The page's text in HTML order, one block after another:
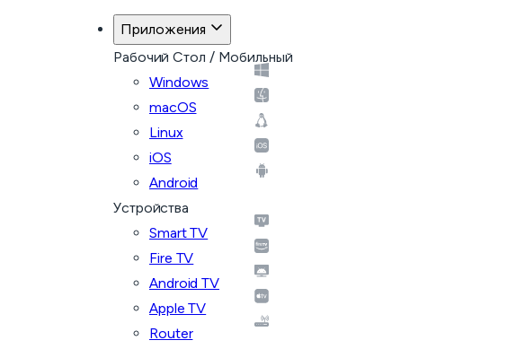
Приложения
Рабочий Стол / Мобильный
Windows
macOS
Linux
iOS
Android
Устройства
Smart TV
Fire TV
Android TV
Apple TV
Router